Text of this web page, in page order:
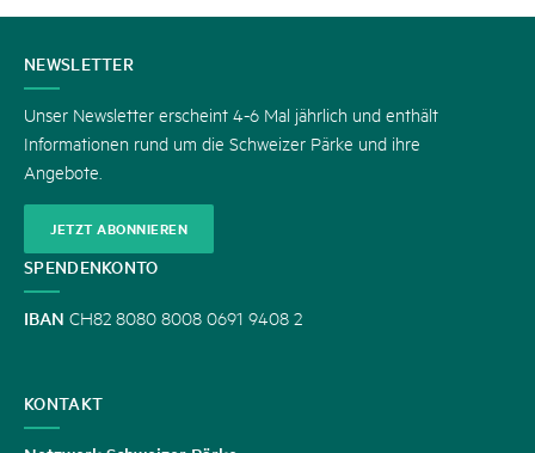
KONTAKT
NEWSLETTER
Unser Newsletter erscheint 4-6 Mal jährlich und enthält
Informationen rund um die Schweizer Pärke und ihre
Angebote.
JETZT ABONNIEREN
SPENDENKONTO
IBAN CH82 8080 8008 0691 9408 2
KONTAKT